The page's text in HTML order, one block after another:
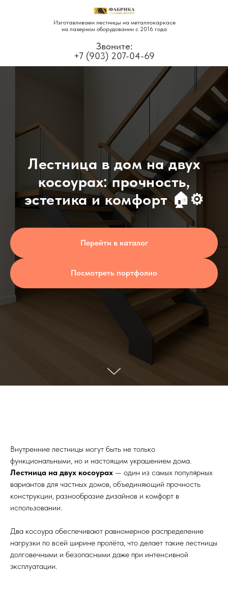
+7 (903) 207-04-69
Звоните:
Изготавливаем лестницы на металлокаркасе
на лазерном оборудовании с 2016 года
Лестница в дом на двух
косоурах: прочность,
эстетика и комфорт 🏠⚙️
Перейти в каталог
Посмотреть портфолио
Внутренние лестницы могут быть не только
функциональными, но и настоящим украшением дома.
Лестница на двух косоурах — один из самых популярных
вариантов для частных домов, объединяющий прочность
конструкции, разнообразие дизайнов и комфорт в
использовании.
Два косоура обеспечивают равномерное распределение
нагрузки по всей ширине пролёта, что делает такие лестницы
долговечными и безопасными даже при интенсивной
эксплуатации.